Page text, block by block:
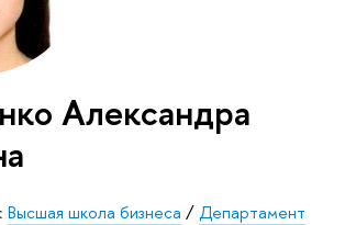
Александра
Высшая школа бизнеса /Департамент